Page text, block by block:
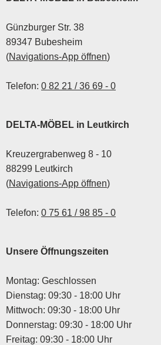
müssen.
Günzburger Str. 38
89347 Bubesheim
(Navigations-App öffnen)
Telefon: 0 82 21 / 36 69 - 0
DELTA-MÖBEL in Leutkirch
Kreuzergrabenweg 8 - 10
88299 Leutkirch
(Navigations-App öffnen)
Telefon: 0 75 61 / 98 85 - 0
Unsere Öffnungszeiten
Montag: Geschlossen
Dienstag: 09:30 - 18:00 Uhr
Mittwoch: 09:30 - 18:00 Uhr
Donnerstag: 09:30 - 18:00 Uhr
Freitag: 09:30 - 18:00 Uhr